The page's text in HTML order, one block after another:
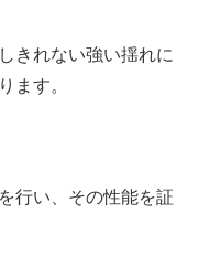
きれない強い揺れに
ます。
行い、その性能を証